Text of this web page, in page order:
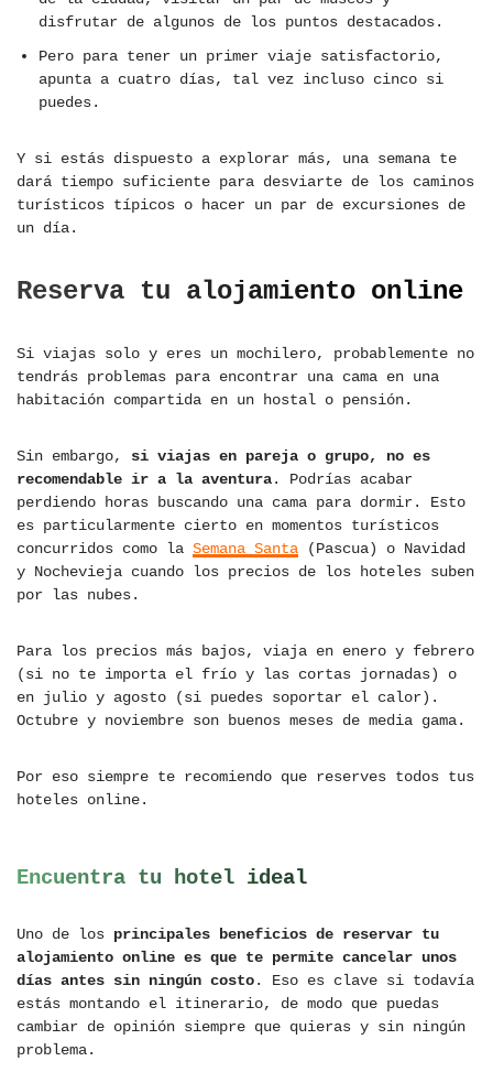
disfrutar de algunos de los puntos destacados.
Pero para tener un primer viaje satisfactorio,
apunta a cuatro días, tal vez incluso cinco si
puedes.
Y si estás dispuesto a explorar más, una semana te
dará tiempo suficiente para desviarte de los caminos
turísticos típicos o hacer un par de excursiones de
un día.
Reserva tu alojamiento online
Si viajas solo y eres un mochilero, probablemente no
tendrás problemas para encontrar una cama en una
habitación compartida en un hostal o pensión.
Sin embargo, si viajas en pareja o grupo, no es
recomendable ir a la aventura. Podrías acabar
perdiendo horas buscando una cama para dormir. Esto
es particularmente cierto en momentos turísticos
concurridos como la Semana Santa (Pascua) o Navidad
y Nochevieja cuando los precios de los hoteles suben
por las nubes.
Para los precios más bajos, viaja en enero y febrero
(si no te importa el frío y las cortas jornadas) o
en julio y agosto (si puedes soportar el calor).
Octubre y noviembre son buenos meses de media gama.
Por eso siempre te recomiendo que reserves todos tus
hoteles online.
Encuentra tu hotel ideal
Uno de los principales beneficios de reservar tu
alojamiento online es que te permite cancelar unos
días antes sin ningún costo. Eso es clave si todavía
estás montando el itinerario, de modo que puedas
cambiar de opinión siempre que quieras y sin ningún
problema.